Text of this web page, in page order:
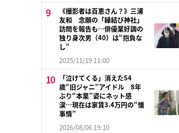
《撮影者は百恵さん？》三浦
友和 念願の「縁結び神社」
訪問を報告も…俳優業好調の
独り身次男（40）は“抱負な
し”
2025/11/19 11:00
「泣けてくる」消えた54
歳“旧ジャニ”アイドル 8年
ぶり“本業”姿にネット感
涙…現在は家賃3.4万円の“懐
事情”
2026/08/06 19:10